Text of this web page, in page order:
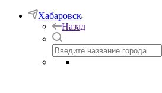
Хабаровск
Назад